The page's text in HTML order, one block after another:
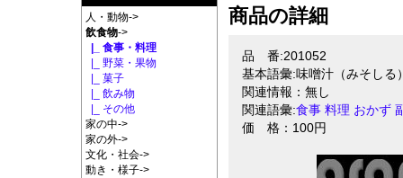
人・動物->
飲食物->
|_ 食事・料理
|_ 野菜・果物
|_ 菓子
|_ 飲み物
|_ その他
家の中->
家の外->
文化・社会->
動き・様子->
商品の詳細
品 番:201052
基本語彙:味噌汁（みそしる
関連情報：無し
関連語彙:食事 料理 おかず
価 格：100円